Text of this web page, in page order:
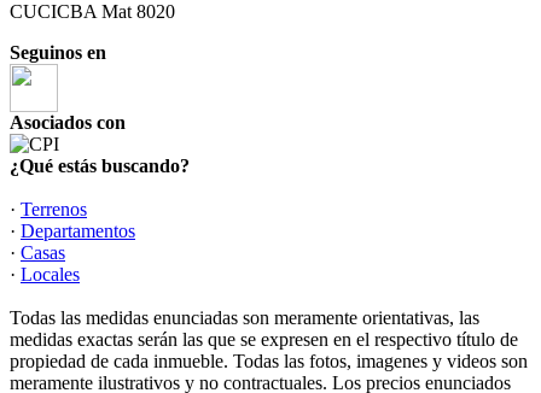
CUCICBA Mat 8020
Seguinos en
Asociados con
¿Qué estás buscando?
· Terrenos
· Departamentos
· Casas
· Locales
Todas las medidas enunciadas son meramente orientativas, las
medidas exactas serán las que se expresen en el respectivo título de
propiedad de cada inmueble. Todas las fotos, imagenes y videos son
meramente ilustrativos y no contractuales. Los precios enunciados